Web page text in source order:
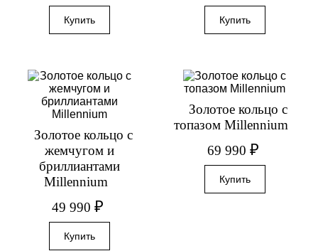
Золотое кольцо с
жемчугом и
бриллиантами
Millennium
49 990₽
Золотое кольцо с
топазом Millennium
69 990 ₽